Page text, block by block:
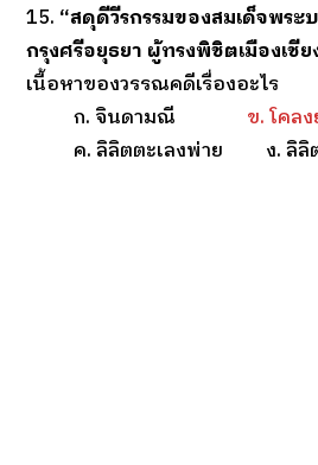
15. “สดุดีวีรกรรมของสมเด็จพระ
กรุงศรีอยุธยา ผู้ทรงพิชิตเมืองเชีย
เนื้อหาของวรรณคดีเรื่องอะไร
ก. จินดามณี ข. โคล
ค. ลิลิตตะเลงพ่าย ง. ลิลิตพ